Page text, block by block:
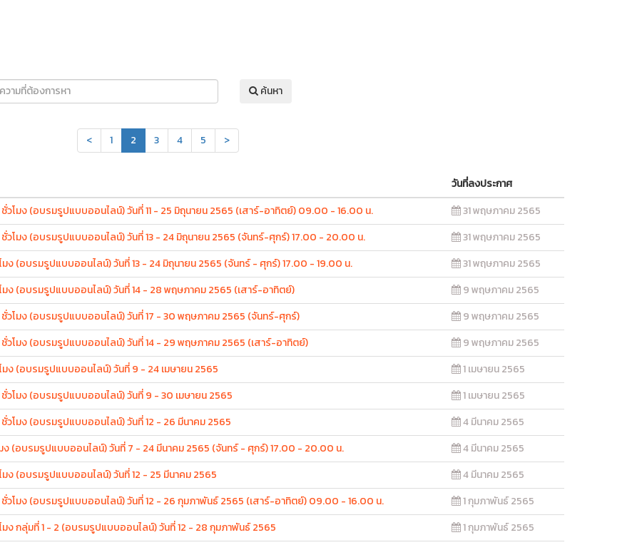
ค้นหา
< 1 2 3 4 5 >
วันที่ลงประกาศ
โมง (อบรมรูปแบบออนไลน์) วันที่ 11 - 25 มิถุนายน 2565 (เสาร์-อาทิตย์) 09.00 - 16.00 น.
31 พฤษภาคม 2565
โมง (อบรมรูปแบบออนไลน์) วันที่ 13 - 24 มิถุนายน 2565 (จันทร์-ศุกร์) 17.00 - 20.00 น.
31 พฤษภาคม 2565
ง (อบรมรูปแบบออนไลน์) วันที่ 13 - 24 มิถุนายน 2565 (จันทร์ - ศุกร์) 17.00 - 19.00 น.
31 พฤษภาคม 2565
ง (อบรมรูปแบบออนไลน์) วันที่ 14 - 28 พฤษภาคม 2565 (เสาร์-อาทิตย์)
9 พฤษภาคม 2565
วโมง (อบรมรูปแบบออนไลน์) วันที่ 17 - 30 พฤษภาคม 2565 (จันทร์-ศุกร์)
9 พฤษภาคม 2565
โมง (อบรมรูปแบบออนไลน์) วันที่ 14 - 29 พฤษภาคม 2565 (เสาร์-อาทิตย์)
9 พฤษภาคม 2565
ง (อบรมรูปแบบออนไลน์) วันที่ 9 - 24 เมษายน 2565
1 เมษายน 2565
โมง (อบรมรูปแบบออนไลน์) วันที่ 9 - 30 เมษายน 2565
1 เมษายน 2565
โมง (อบรมรูปแบบออนไลน์) วันที่ 12 - 26 มีนาคม 2565
4 มีนาคม 2565
ง (อบรมรูปแบบออนไลน์) วันที่ 7 - 24 มีนาคม 2565 (จันทร์ - ศุกร์) 17.00 - 20.00 น.
4 มีนาคม 2565
ง (อบรมรูปแบบออนไลน์) วันที่ 12 - 25 มีนาคม 2565
4 มีนาคม 2565
วโมง (อบรมรูปแบบออนไลน์) วันที่ 12 - 26 กุมภาพันธ์ 2565 (เสาร์-อาทิตย์) 09.00 - 16.00 น.
1 กุมภาพันธ์ 2565
ง กลุ่มที่ 1 - 2 (อบรมรูปแบบออนไลน์) วันที่ 12 - 28 กุมภาพันธ์ 2565
1 กุมภาพันธ์ 2565